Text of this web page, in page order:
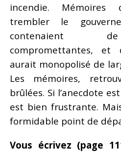
incendie.
trembler le
contenaient
compromettantes, et
aurait monopolisé de
Les mémoires,
brûlées. Si l’anecdote
est bien frustrante.
formidable point de
Vous écrivez (page